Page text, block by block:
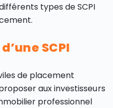
types de SCPI
SCPI
de placement
aux investisseurs
professionnel